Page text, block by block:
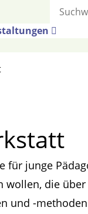
Suche
junge
die
und -